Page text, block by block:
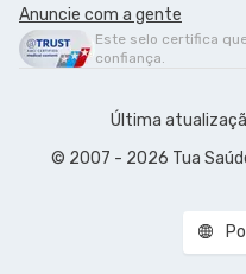
Anuncie com a gente
Este selo certifica
confiança.
Última
© 2007 - 2026 Tua